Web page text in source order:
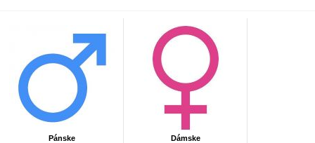
Pánske Dámske